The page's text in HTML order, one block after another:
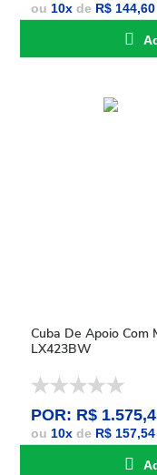
ou 10x de R$ 144,60
Cuba De Apoio Com
LX423BW
POR: R$
ou 10x de R$ 157,54